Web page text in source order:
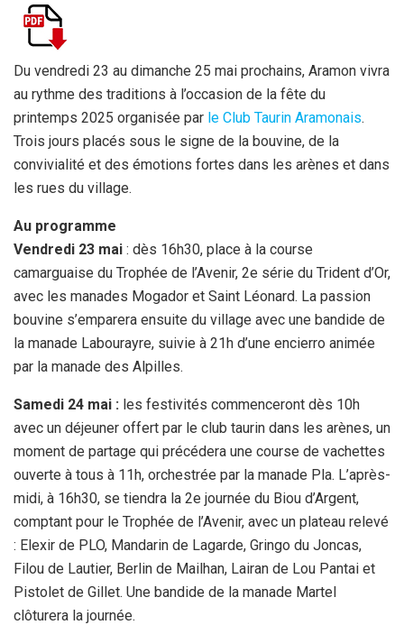
ce
b
o
o
k
n
g
e
A
p
p
Du vendredi 23 au dimanche 25 mai prochains, Aramon vivra
au rythme des traditions à l’occasion de la fête du
printemps 2025 organisée par le Club Taurin Aramonais.
Trois jours placés sous le signe de la bouvine, de la
convivialité et des émotions fortes dans les arènes et dans
les rues du village.
Au programme
Vendredi 23 mai : dès 16h30, place à la course
camarguaise du Trophée de l’Avenir, 2e série du Trident d’Or,
avec les manades Mogador et Saint Léonard. La passion
bouvine s’emparera ensuite du village avec une bandide de
la manade Labourayre, suivie à 21h d’une encierro animée
par la manade des Alpilles.
Samedi 24 mai : les festivités commenceront dès 10h
avec un déjeuner offert par le club taurin dans les arènes, un
moment de partage qui précédera une course de vachettes
ouverte à tous à 11h, orchestrée par la manade Pla. L’après-
midi, à 16h30, se tiendra la 2e journée du Biou d’Argent,
comptant pour le Trophée de l’Avenir, avec un plateau relevé
: Elexir de PLO, Mandarin de Lagarde, Gringo du Joncas,
Filou de Lautier, Berlin de Mailhan, Lairan de Lou Pantai et
Pistolet de Gillet. Une bandide de la manade Martel
clôturera la journée.